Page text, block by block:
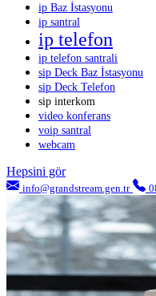
ip Baz İstasyonu
ip santral
ip telefon
ip telefon santrali
sip Deck Baz İstasyonu
sip Deck Telefon
sip interkom
video konferans
voip santral
webcam
Hepsini gör
info@grandstream.gen.tr